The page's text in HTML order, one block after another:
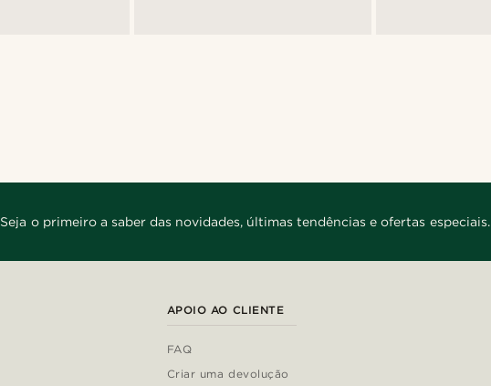
Seja o primeiro a saber das novidades, últimas tendências e ofertas especiais.
APOIO AO CLIENTE
FAQ
Criar uma devolução